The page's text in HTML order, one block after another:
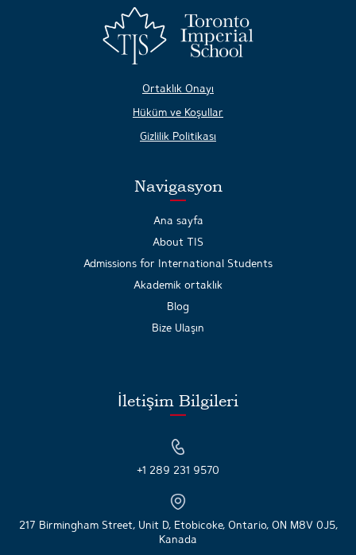
Ortaklık Onayı
Hüküm ve Koşullar
Gizlilik Politikası
Navigasyon
Ana sayfa
About TIS
Admissions for International Students
Akademik ortaklık
Blog
Bize Ulaşın
İletişim Bilgileri
+1 289 231 9570
217 Birmingham Street, Unit D, Etobicoke, Ontario, ON M8V 0J5,
Kanada